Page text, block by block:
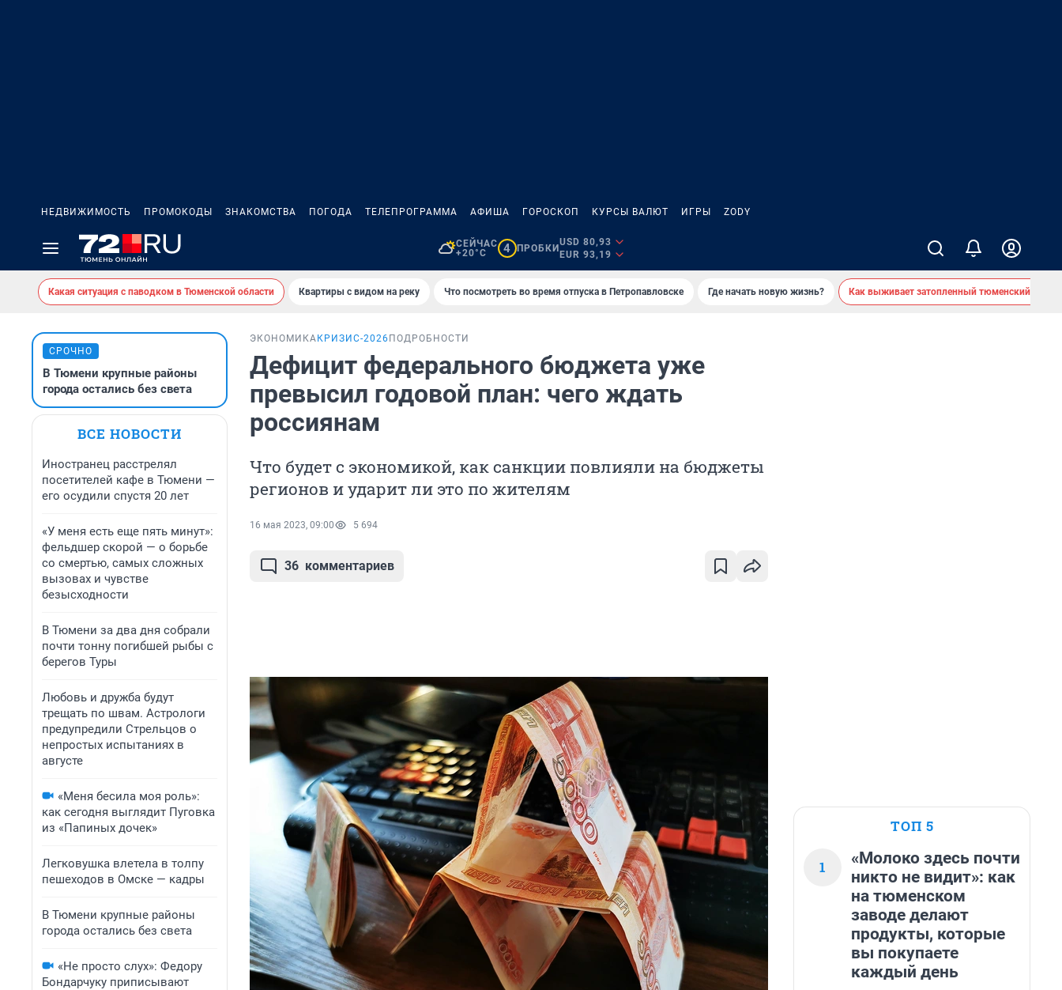
НЕДВИЖИМОСТЬ ПРОМОКОДЫ ЗНАКОМСТВА ПОГОДА ТЕЛЕПРОГРАММА АФИША ГОРОСКОП КУРСЫ ВАЛЮТ ИГРЫ ZODY
СЕЙЧАС
+20°C
4 ПРОБКИ
USD 80,93
EUR 93,19
Какая ситуация с паводком в Тюменской области Квартиры с видом на реку Что посмотреть во время отпуска в Петропавловске Где начать новую жизнь? Как выживает затопленный тюменский
СРОЧНО
В Тюмени крупные районы
города остались без света
ВСЕ НОВОСТИ
Иностранец расстрелял
посетителей кафе в Тюмени —
его осудили спустя 20 лет
«У меня есть еще пять минут»:
фельдшер скорой — о борьбе
со смертью, самых сложных
вызовах и чувстве
безысходности
В Тюмени за два дня собрали
почти тонну погибшей рыбы с
берегов Туры
Любовь и дружба будут
трещать по швам. Астрологи
предупредили Стрельцов о
непростых испытаниях в
августе
«Меня бесила моя роль»:
как сегодня выглядит Пуговка
из «Папиных дочек»
Легковушка влетела в толпу
пешеходов в Омске — кадры
В Тюмени крупные районы
города остались без света
«Не просто слух»: Федору
Бондарчуку приписывают
ЭКОНОМИКА КРИЗИС-2026 ПОДРОБНОСТИ
Дефицит федерального бюджета уже
превысил годовой план: чего ждать
россиянам
Что будет с экономикой, как санкции повлияли на бюджеты
регионов и ударит ли это по жителям
16 мая 2023, 09:00 5 694
36 комментариев
ТОП 5
1
«Молоко здесь почти
никто не видит»: как
на тюменском
заводе делают
продукты, которые
вы покупаете
каждый день